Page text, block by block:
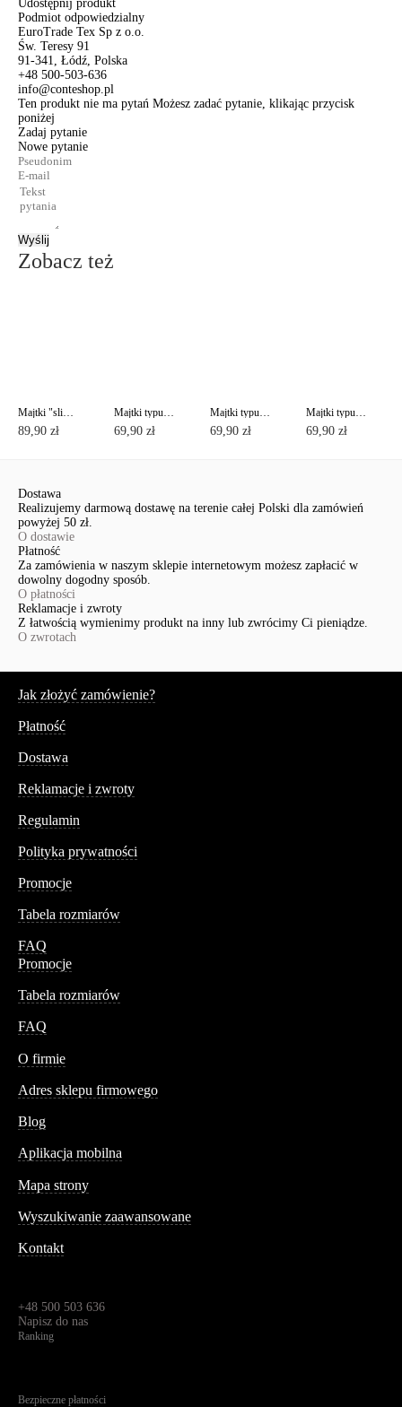
Udostępnij produkt
Podmiot odpowiedzialny
EuroTrade Tex Sp z o.o.
Św. Teresy 91
91-341, Łódź, Polska
+48 500-503-636
info@conteshop.pl
Ten produkt nie ma pytań Możesz zadać pytanie, klikając przycisk
poniżej
Zadaj pytanie
Nowe pytanie
Wyślij
Zobacz też
Majtki "slipy" z wysokim stanem SUPREMA RP2078
89,90 zł
Majtki typu "figi" ze średnim stanem AURA RP3080
69,90 zł
Majtki typu "figi" ze średnim stanem AURA RP2079
69,90 zł
Majtki typu "figi" ze średnim stanem AURA RP2079
69,90 zł
Dostawa
Realizujemy darmową dostawę na terenie całej Polski dla zamówień
powyżej 50 zł.
O dostawie
Płatność
Za zamówienia w naszym sklepie internetowym możesz zapłacić w
dowolny dogodny sposób.
O płatności
Reklamacje i zwroty
Z łatwością wymienimy produkt na inny lub zwrócimy Ci pieniądze.
O zwrotach
Jak złożyć zamówienie?
Płatność
Dostawa
Reklamacje i zwroty
Regulamin
Polityka prywatności
Promocje
Tabela rozmiarów
FAQ
Promocje
Tabela rozmiarów
FAQ
O firmie
Adres sklepu firmowego
Blog
Aplikacja mobilna
Mapa strony
Wyszukiwanie zaawansowane
Kontakt
+48 500 503 636
Napisz do nas
Ranking
Bezpieczne płatności